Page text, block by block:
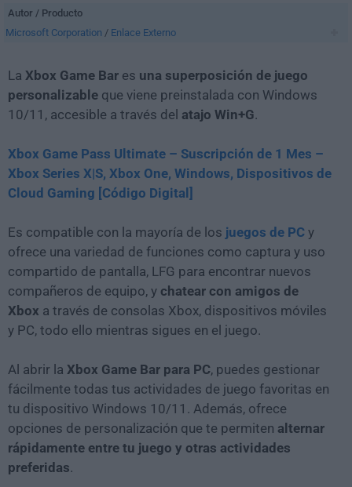
Autor / Producto
Microsoft Corporation / Enlace Externo
La Xbox Game Bar es una superposición de juego
personalizable que viene preinstalada con Windows
10/11, accesible a través del atajo Win+G.
Xbox Game Pass Ultimate – Suscripción de 1 Mes –
Xbox Series X|S, Xbox One, Windows, Dispositivos de
Cloud Gaming [Código Digital]
Es compatible con la mayoría de los juegos de PC y
ofrece una variedad de funciones como captura y uso
compartido de pantalla, LFG para encontrar nuevos
compañeros de equipo, y chatear con amigos de
Xbox a través de consolas Xbox, dispositivos móviles
y PC, todo ello mientras sigues en el juego.
Al abrir la Xbox Game Bar para PC, puedes gestionar
fácilmente todas tus actividades de juego favoritas en
tu dispositivo Windows 10/11. Además, ofrece
opciones de personalización que te permiten alternar
rápidamente entre tu juego y otras actividades
preferidas.